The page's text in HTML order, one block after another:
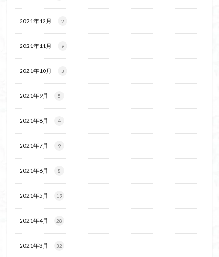
2021年12月 2
2021年11月 9
2021年10月 3
2021年9月 5
2021年8月 4
2021年7月 9
2021年6月 8
2021年5月 19
2021年4月 28
2021年3月 32